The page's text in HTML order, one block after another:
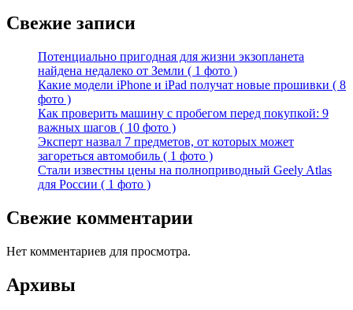
Свежие записи
Потенциально пригодная для жизни экзопланета
найдена недалеко от Земли ( 1 фото )
Какие модели iPhone и iPad получат новые прошивки ( 8
фото )
Как проверить машину с пробегом перед покупкой: 9
важных шагов ( 10 фото )
Эксперт назвал 7 предметов, от которых может
загореться автомобиль ( 1 фото )
Стали известны цены на полноприводный Geely Atlas
для России ( 1 фото )
Свежие комментарии
Нет комментариев для просмотра.
Архивы